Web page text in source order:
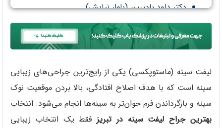
دکتر داود بادبرین (بلوار نیایش)
لیفت سینه (ماستوپکسی) یکی از رایج‌ترین جراحی‌های زیبایی
سینه است که با هدف اصلاح افتادگی، بالا بردن موقعیت نوک
سینه و بازگرداندن فرم جوان‌تر به سینه‌ها انجام می‌شود. انتخاب
بهترین جراح لیفت سینه در تبریز فقط یک انتخاب زیبایی